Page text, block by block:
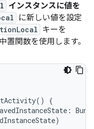
インスタンスに値を
に新しい値を設定
キーを
中置関数を使用します。
()
{
:
)